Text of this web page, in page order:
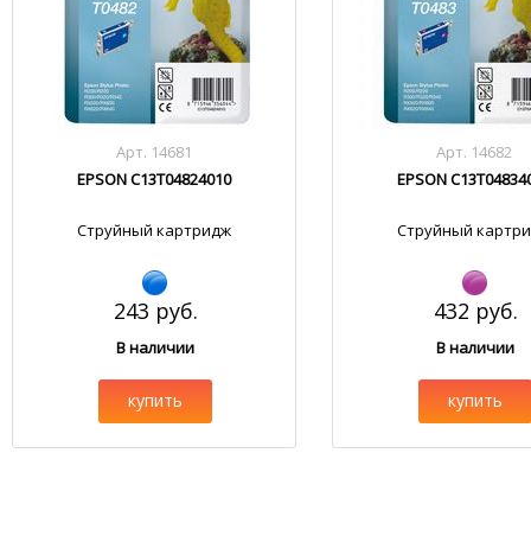
Арт. 14681
EPSON C13T04824010
Струйный картридж
243 руб.
В наличии
купить
Арт. 14682
EPSON
Струйный
432 руб.
В наличии
купить